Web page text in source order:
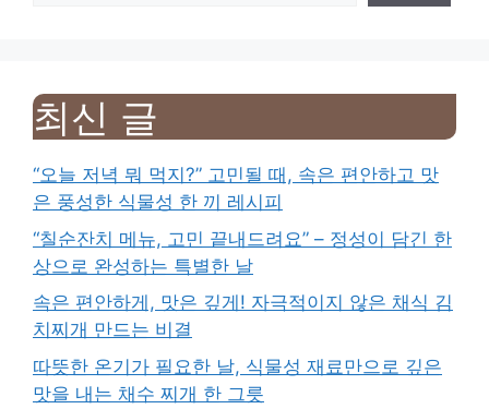
최신 글
“오늘 저녁 뭐 먹지?” 고민될 때, 속은 편안하고 맛
은 풍성한 식물성 한 끼 레시피
“칠순잔치 메뉴, 고민 끝내드려요” – 정성이 담긴 한
상으로 완성하는 특별한 날
속은 편안하게, 맛은 깊게! 자극적이지 않은 채식 김
치찌개 만드는 비결
따뜻한 온기가 필요한 날, 식물성 재료만으로 깊은
맛을 내는 채수 찌개 한 그릇